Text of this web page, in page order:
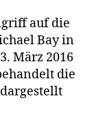
auf die
Bay in
März 2016
die